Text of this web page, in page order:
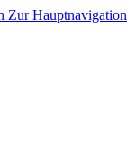
Zur Hauptnavigation